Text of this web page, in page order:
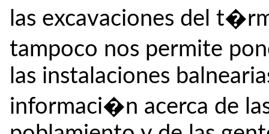
las excavaciones del
tampoco nos permite
las instalaciones
informaci�n acerca de